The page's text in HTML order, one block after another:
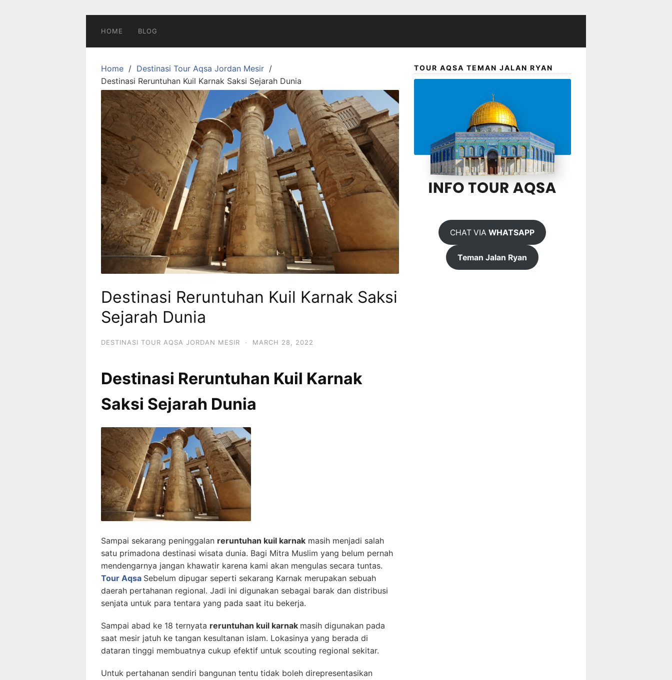
HOME BLOG
Home
Destinasi Tour Aqsa Jordan Mesir
Destinasi Reruntuhan Kuil Karnak Saksi Sejarah Dunia
Destinasi Reruntuhan Kuil Karnak Saksi
Sejarah Dunia
DESTINASI TOUR AQSA JORDAN MESIR · MARCH 28, 2022
Destinasi Reruntuhan Kuil Karnak
Saksi Sejarah Dunia
Sampai sekarang peninggalan reruntuhan kuil karnak masih menjadi salah
satu primadona destinasi wisata dunia. Bagi Mitra Muslim yang belum pernah
mendengarnya jangan khawatir karena kami akan mengulas secara tuntas.
Tour Aqsa Sebelum dipugar seperti sekarang Karnak merupakan sebuah
daerah pertahanan regional. Jadi ini digunakan sebagai barak dan distribusi
senjata untuk para tentara yang pada saat itu bekerja.
Sampai abad ke 18 ternyata reruntuhan kuil karnak masih digunakan pada
saat mesir jatuh ke tangan kesultanan islam. Lokasinya yang berada di
dataran tinggi membuatnya cukup efektif untuk scouting regional sekitar.
Untuk pertahanan sendiri bangunan tentu tidak boleh direpresentasikan
TOUR AQSA TEMAN JALAN RYAN
CHAT VIAWHATSAPP
Teman Jalan Ryan